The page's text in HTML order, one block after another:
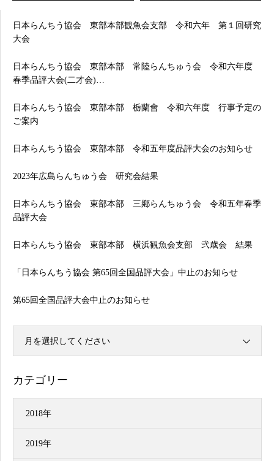
日本らんちう協会 東部本部観魚会支部 令和六年 第１回研究
大会
日本らんちう協会 東部本部 常陸らんちゅう会 令和六年度
春季品評大会(二才会)…
日本らんちう協会 東部本部 栃蘭會 令和六年度 行事予定の
ご案内
日本らんちう協会 東部本部 令和五年度品評大会のお知らせ
2023年広島らんちゅう会 研究会結果
日本らんちう協会 東部本部 三鄕らんちゅう会 令和五年春季
品評大会
日本らんちう協会 東部本部 横浜観魚会支部 弐歳会 結果
「日本らんちう協会 第65回全国品評大会」中止のお知らせ
第65回全国品評大会中止のお知らせ
月を選択してください
カテゴリー
2018年
2019年